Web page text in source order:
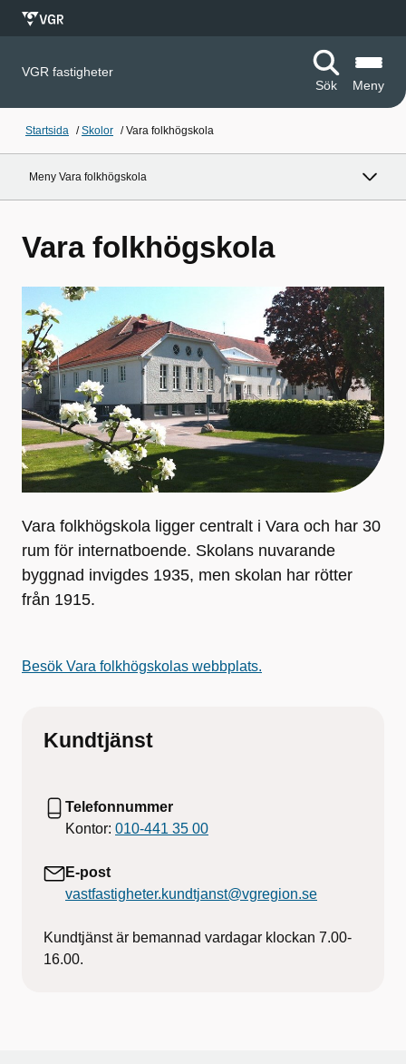
VGR fastigheter
Sök
Meny
Startsida /Skolor /Vara folkhögskola
Meny Vara folkhögskola
Vara folkhögskola
Vara folkhögskola ligger centralt i Vara och har 30
rum för internatboende. Skolans nuvarande
byggnad invigdes 1935, men skolan har rötter
från 1915.
Besök Vara folkhögskolas webbplats.
Kundtjänst
Telefonnummer
Kontor: 010-441 35 00
E-post
vastfastigheter.kundtjanst@vgregion.se
Kundtjänst är bemannad vardagar klockan 7.00-
16.00.